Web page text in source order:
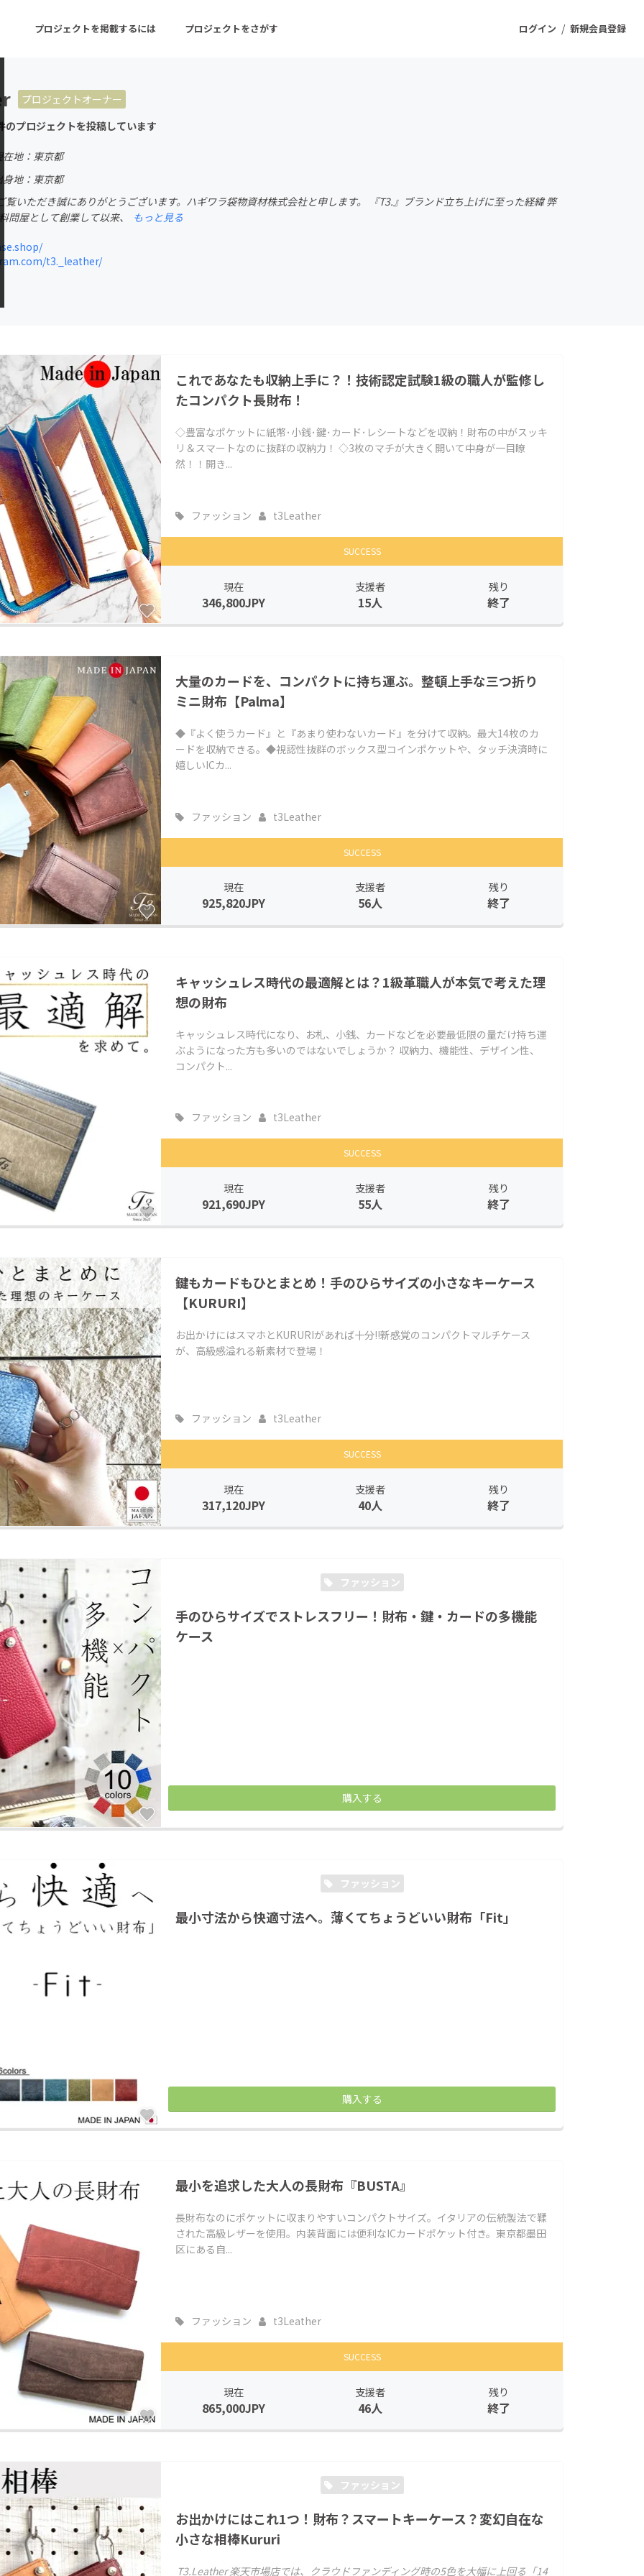
ログイン / 新規会員登録
プロジェクトを掲載するには プロジェクトをさがす
ーン 注目の新着プロジェクト
音楽
ゲーム・サービス開発
フード・飲食店
ファッション
チャレンジ
CAMPFIREふるさと納税
プロジェクトオーナー
のプロジェクトを投稿しています
在地：東京都
身地：東京都
覧いただき誠にありがとうございます。ハギワラ袋物資材株式会社と申します。 『T3.』ブランド立ち上げに至った経緯 弊
問屋として創業して以来、
もっと見る
t3._leather/
これであなたも収納上手に？！技術認定試験1級の職人が監修し
たコンパクト長財布！
◇豊富なポケットに紙幣･小銭･鍵･カード･レシートなどを収納！財布の中がスッキ
リ＆スマートなのに抜群の収納力！ ◇3枚のマチが大きく開いて中身が一目瞭
然！！開き...
ファッション t3Leather
SUCCESS
現在
346,800JPY
支援者
15人
残り
終了
大量のカードを、コンパクトに持ち運ぶ。整頓上手な三つ折り
ミニ財布【Palma】
◆『よく使うカード』と『あまり使わないカード』を分けて収納。最大14枚のカ
ードを収納できる。◆視認性抜群のボックス型コインポケットや、タッチ決済時に
嬉しいICカ...
ファッション t3Leather
SUCCESS
現在
925,820JPY
支援者
56人
残り
終了
キャッシュレス時代の最適解とは？1級革職人が本気で考えた理
想の財布
キャッシュレス時代になり、お札、小銭、カードなどを必要最低限の量だけ持ち運
ぶようになった方も多いのではないでしょうか？ 収納力、機能性、デザイン性、
コンパクト...
ファッション t3Leather
SUCCESS
現在
921,690JPY
支援者
55人
残り
終了
鍵もカードもひとまとめ！手のひらサイズの小さなキーケース
【KURURI】
お出かけにはスマホとKURURIがあれば十分!!新感覚のコンパクトマルチケース
が、高級感溢れる新素材で登場！
ファッション t3Leather
SUCCESS
現在
317,120JPY
支援者
40人
残り
終了
ファッション
手のひらサイズでストレスフリー！財布・鍵・カードの多機能
ケース
購入する
ファッション
最小寸法から快適寸法へ。薄くてちょうどいい財布「Fit」
購入する
最小を追求した大人の長財布『BUSTA』
長財布なのにポケットに収まりやすいコンパクトサイズ。イタリアの伝統製法で鞣
された高級レザーを使用。内装背面には便利なICカードポケット付き。東京都墨田
区にある自...
ファッション t3Leather
SUCCESS
現在
865,000JPY
支援者
46人
残り
終了
ファッション
お出かけにはこれ1つ！財布？スマートキーケース？変幻自在な
小さな相棒Kururi
T3.Leather 楽天市場店では、クラウドファンディング時の5色を大幅に上回る「14